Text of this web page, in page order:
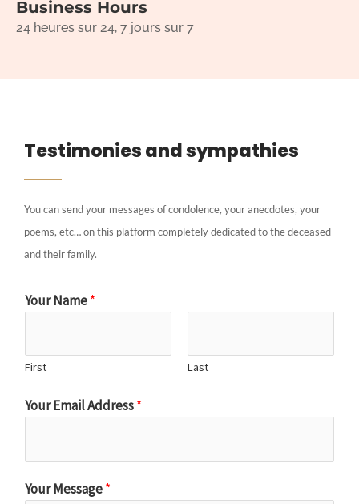
Business Hours
24 heures sur 24, 7 jours sur 7
Testimonies and sympathies
You can send your messages of condolence, your anecdotes, your
poems, etc… on this platform completely dedicated to the deceased
and their family.
Your Name*
First Last
Your Email Address*
Your Message*